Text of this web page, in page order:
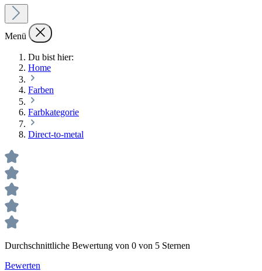
Menü
Du bist hier:
Home
Farben
Farbkategorie
Direct-to-metal
Durchschnittliche Bewertung von 0 von 5 Sternen
Bewerten